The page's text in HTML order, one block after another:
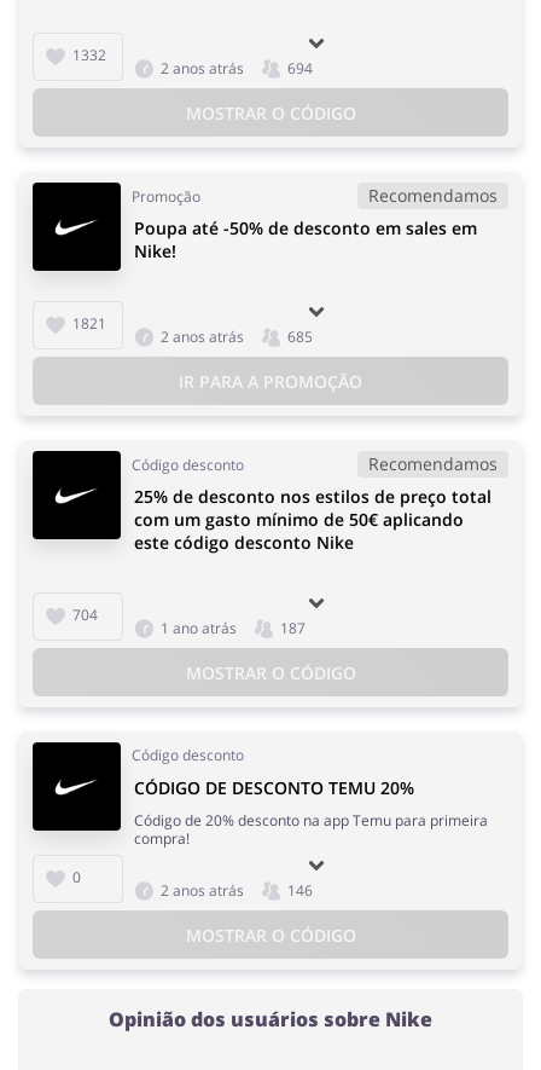
1332
2 anos atrás 694
MOSTRAR O CÓDIGO
Promoção Recomendamos
1821
Poupa até -50% de desconto em sales em
Nike!
2 anos atrás 685
IR PARA A PROMOÇÃO
Código desconto Recomendamos
704
25% de desconto nos estilos de preço total
com um gasto mínimo de 50€ aplicando
este código desconto Nike
1 ano atrás 187
MOSTRAR O CÓDIGO
Código desconto
0
CÓDIGO DE DESCONTO TEMU 20%
Código de 20% desconto na app Temu para primeira
compra!
2 anos atrás 146
MOSTRAR O CÓDIGO
Opinião dos usuários sobre Nike